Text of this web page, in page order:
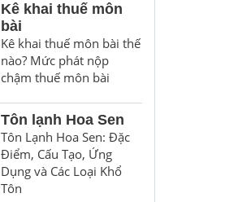
Kê khai thuế môn
bài
Kê khai thuế môn bài thế
nào? Mức phát nộp
chậm thuế môn bài
Tôn lạnh Hoa Sen
Tôn Lạnh Hoa Sen: Đặc
Điểm, Cấu Tạo, Ứng
Dụng và Các Loại Khổ
Tôn